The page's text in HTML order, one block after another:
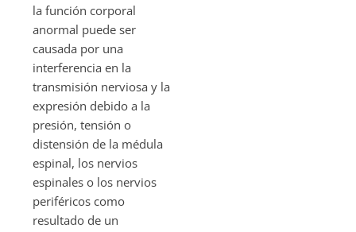
la función corporal
anormal puede ser
causada por una
interferencia en la
transmisión nerviosa y la
expresión debido a la
presión, tensión o
distensión de la médula
espinal, los nervios
espinales o los nervios
periféricos como
resultado de un